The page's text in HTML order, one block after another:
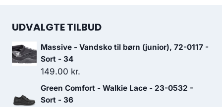
UDVALGTE TILBUD
Massive - Vandsko til børn (junior), 72-0117 -
Sort - 34
149.00 kr.
Green Comfort - Walkie Lace - 23-0532 -
Sort - 36